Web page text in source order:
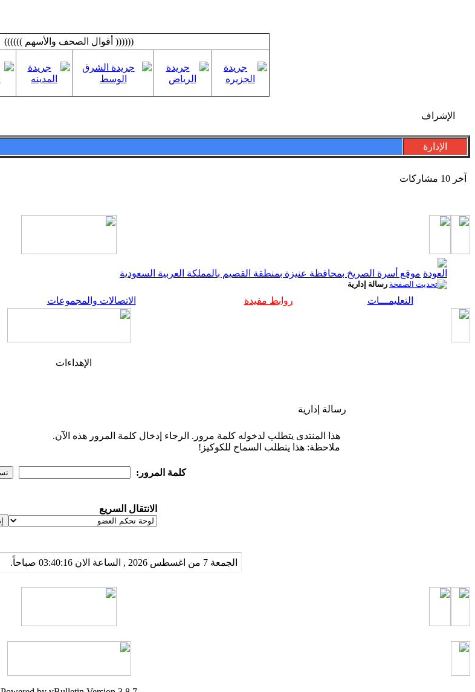
(((((( أقوال الصحف والأسهم ))))))
الإشراف
الإدارة
آخر 10 مشاركات
موقع أسرة الصريخ بمحافظة عنيزة بمنطقة القصيم بالمملكة العربية السعودية
رسالة إدارية
التعليمـــات
روابط مفيدة الاتصالات والمجموعات
الإهداءات
رسالة إدارية
هذا المنتدى يتطلب لدخوله كلمة مرور. الرجاء إدخال كلمة المرور هذه الآن.
ملاحظة: هذا يتطلب السماح للكوكيز!
كلمة المرور:
الانتقال السريع
الجمعة 7 من اغسطس 2026 , الساعة الان 03:40:16 صباحاً.